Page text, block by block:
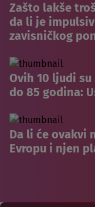
Zašto lakše
da li je
zavisničkog
Ovih 10 ljudi
do 85 godina:
Da li će ovakvi
Evropu i njen